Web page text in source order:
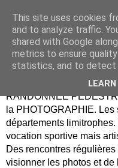
Tarn
Notre association
RANDONNÉE
la PHOTOGRAPHIE.
départements
vocation sportive mais
Des rencontres
visionner les photos et
This site uses cookies
and to analyze traffic.
shared with Google
metrics to ensure
statistics, and to detect